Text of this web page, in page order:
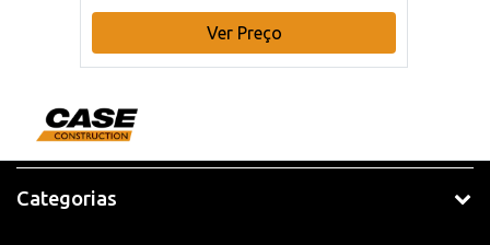
Ver Preço
Categorias